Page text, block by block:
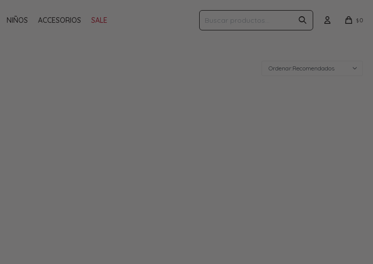
NIÑOS ACCESORIOS SALE $0
Recomendados